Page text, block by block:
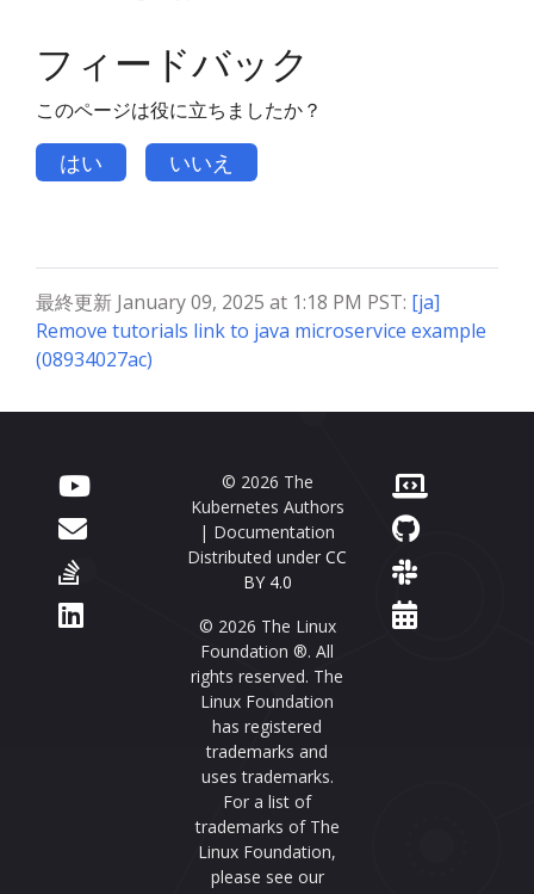
フィードバック
このページは役に立ちましたか？
はい いいえ
最終更新 January 09, 2025 at 1:18 PM PST: [ja]
Remove tutorials link to java microservice example
(08934027ac)
© 2026 The
Kubernetes Authors
| Documentation
Distributed under CC
BY 4.0
© 2026 The Linux
Foundation ®. All
rights reserved. The
Linux Foundation
has registered
trademarks and
uses trademarks.
For a list of
trademarks of The
Linux Foundation,
please see our